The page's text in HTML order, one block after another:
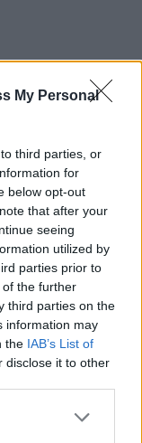
My Personal
third parties, or
for
below opt-out
that after your
seeing
utilized by
parties prior to
the further
third parties on the
information may
the IAB’s List of
disclose it to other